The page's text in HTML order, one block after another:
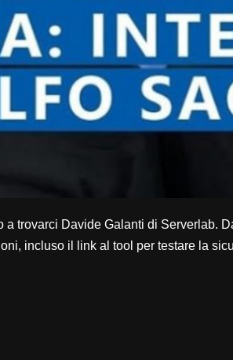
a trovarci Davide Galanti di Serverlab.
incluso il link al tool per testare la